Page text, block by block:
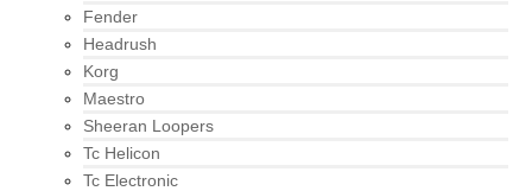
Fender
Headrush
Korg
Maestro
Sheeran Loopers
Tc Helicon
Tc Electronic